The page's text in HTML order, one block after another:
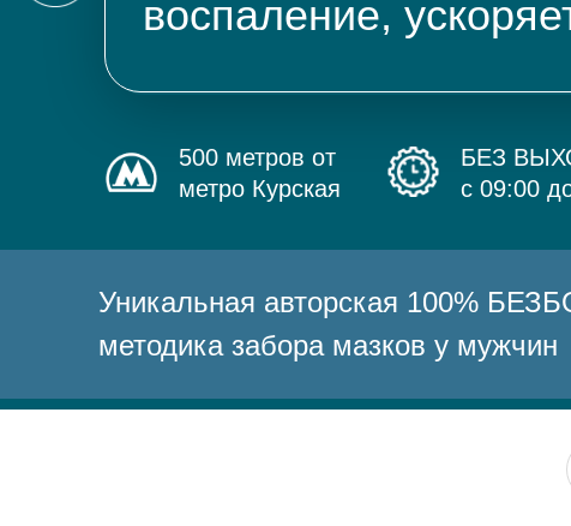
воспаление,
500 метров от
метро Курская
БЕЗ
с 09:00
Уникальная авторская 100%
методика забора мазков у мужчин